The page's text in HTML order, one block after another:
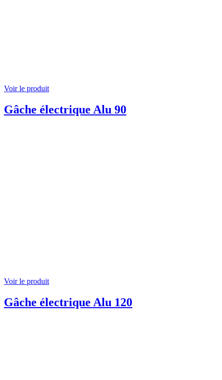
Voir le produit
Gâche électrique Alu 90
Voir le produit
Gâche électrique Alu 120